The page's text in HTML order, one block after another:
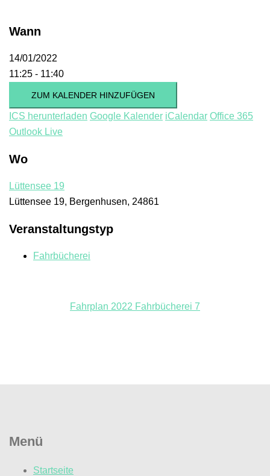
Wann
14/01/2022
11:25 - 11:40
ZUM KALENDER HINZUFÜGEN
ICS herunterladen Google Kalender iCalendar Office 365
Outlook Live
Wo
Lüttensee 19
Lüttensee 19, Bergenhusen, 24861
Veranstaltungstyp
Fahrbücherei
Fahrplan 2022 Fahrbücherei 7
Menü
Startseite